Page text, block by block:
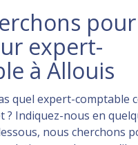
expert-
à Allouis
quel expert-comptable
Indiquez-nous en
nous cherchons